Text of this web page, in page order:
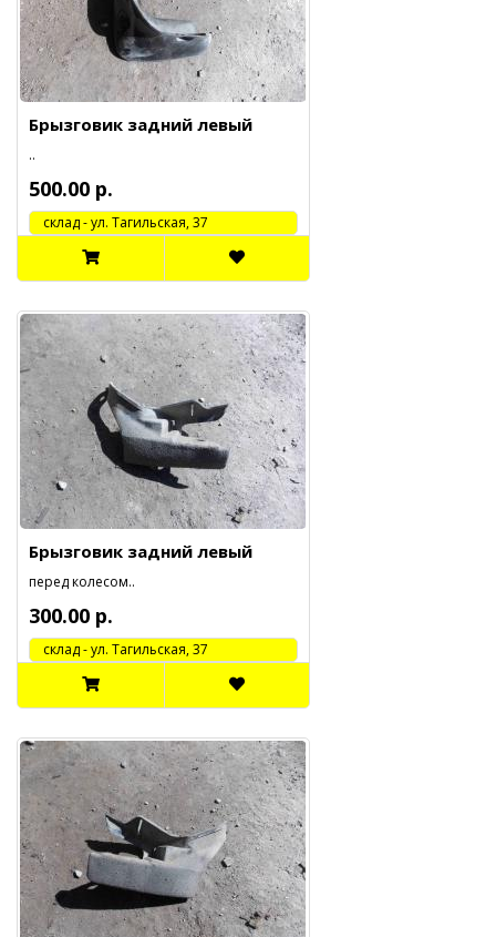
Брызговик задний левый
..
500.00 р.
cклад - ул. Тагильская, 37
Брызговик задний левый
перед колесом..
300.00 р.
cклад - ул. Тагильская, 37